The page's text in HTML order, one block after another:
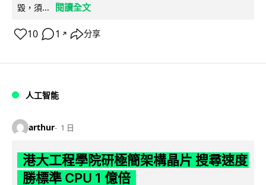
毀，須...
閱讀全文
10 1 ↗ 分享
人工智能
arthur 1 日
港大工程學院研極簡架構晶片 搜尋速度
勝標準 CPU 1 億倍